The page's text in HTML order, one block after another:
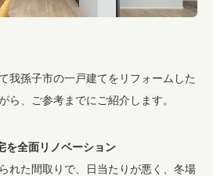
我孫子市の一戸建てをリフォームした
ら、ご参考までにご紹介します。
を全面リノベーション
れた間取りで、日当たりが悪く、冬場